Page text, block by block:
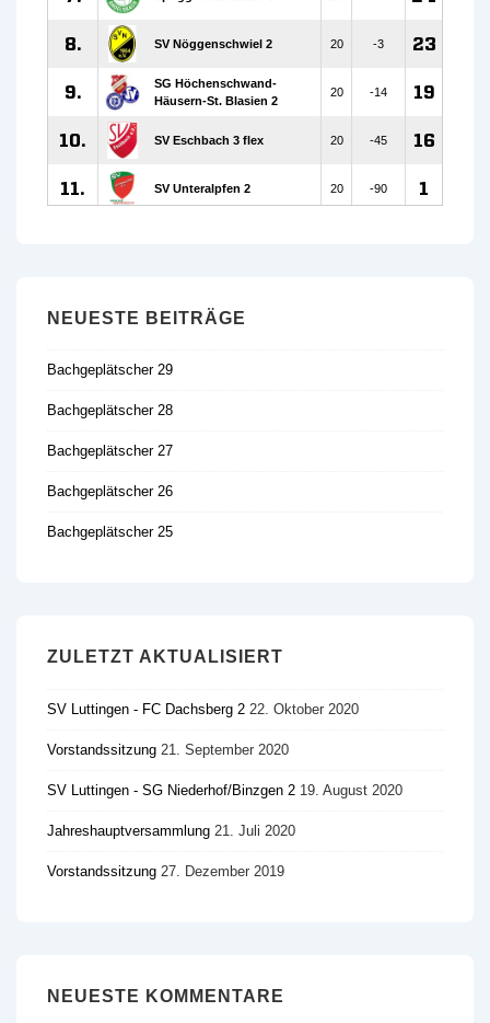
NEUESTE BEITRÄGE
Bachgeplätscher 29
Bachgeplätscher 28
Bachgeplätscher 27
Bachgeplätscher 26
Bachgeplätscher 25
ZULETZT AKTUALISIERT
SV Luttingen - FC Dachsberg 2 22. Oktober 2020
Vorstandssitzung 21. September 2020
SV Luttingen - SG Niederhof/​Binzgen 2 19. August 2020
Jahreshauptversammlung 21. Juli 2020
Vorstandssitzung 27. Dezember 2019
NEUESTE KOMMENTARE